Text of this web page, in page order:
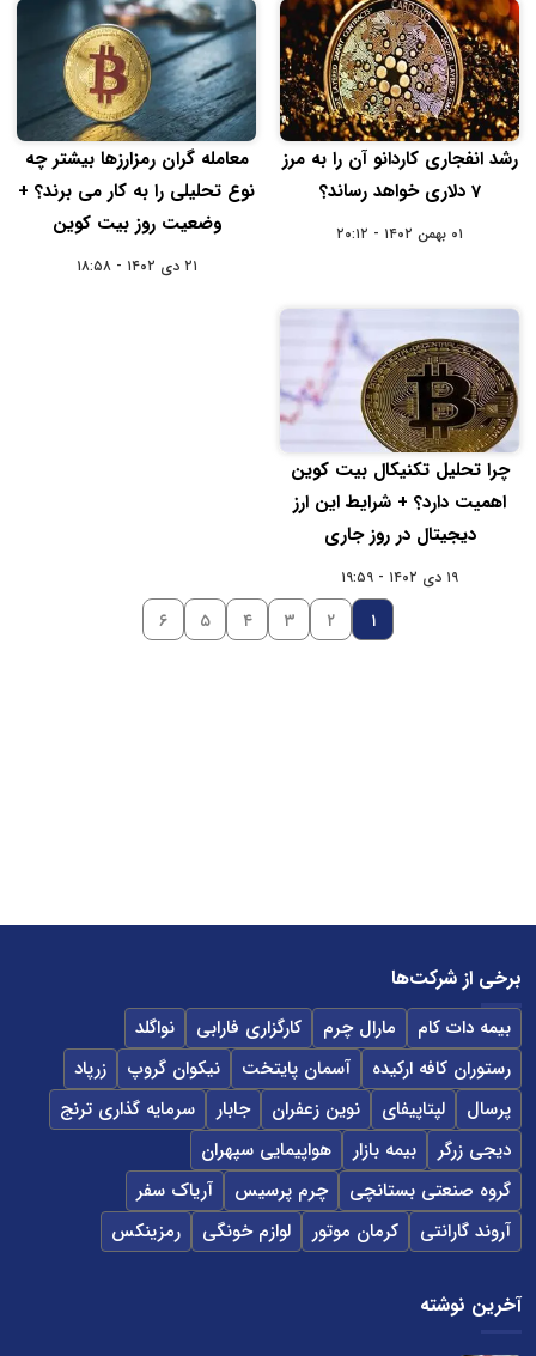
رشد انفجاری کاردانو آن را به مرز
7 دلاری خواهد رساند؟
۰۱ بهمن ۱۴۰۲ - ۲۰:۱۲
معامله گران رمزارزها بیشتر چه
نوع تحلیلی را به کار می برند؟ +
وضعیت روز بیت کوین
۲۱ دی ۱۴۰۲ - ۱۸:۵۸
چرا تحلیل تکنیکال بیت کوین
اهمیت دارد؟ + شرایط این ارز
دیجیتال در روز جاری
۱۹ دی ۱۴۰۲ - ۱۹:۵۹
۱ ۲ ۳ ۴ ۵ ۶
برخی از شرکت‌ها
بیمه دات کام مارال چرم کارگزاری فارابی
نواگلد
رستوران کافه ارکیده
آسمان پایتخت نیکوان گروپ
زرپاد
پرسال
لپتاپیفای نوین زعفران جابار
سرمایه گذاری ترنج
دیجی زرگر
بیمه بازار
هواپیمایی سپهران
گروه صنعتی بستانچی
چرم پرسیس
آریاک سفر
آروند گارانتی
کرمان موتور لوازم خونگی رمزینکس
آخرین نوشته